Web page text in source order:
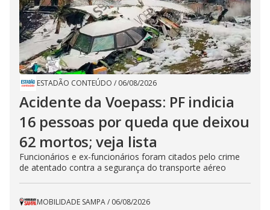
ESTADÃO CONTEÚDO / 06/08/2026
Acidente da Voepass: PF indicia
16 pessoas por queda que deixou
62 mortos; veja lista
Funcionários e ex-funcionários foram citados pelo crime
de atentado contra a segurança do transporte aéreo
MOBILIDADE SAMPA/ 06/08/2026